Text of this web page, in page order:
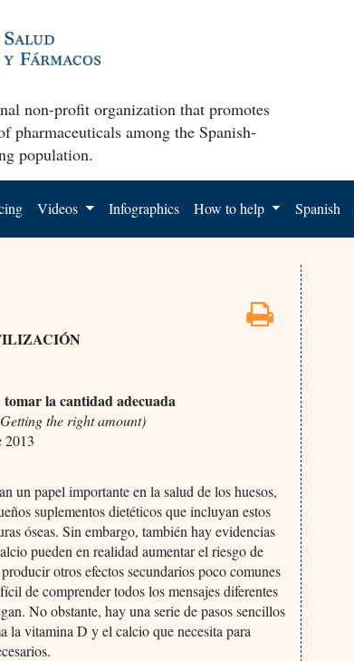
non-profit organization that promotes
pharmaceuticals among the Spanish-
population.
Videos Infographics How to help Spanish
la cantidad adecuada
the right amount)
2013
un papel importante en la salud de los huesos,
suplementos dietéticos que incluyan estos
óseas. Sin embargo, también hay evidencias
pueden en realidad aumentar el riesgo de
otros efectos secundarios poco comunes
de comprender todos los mensajes diferentes
No obstante, hay una serie de pasos sencillos
la vitamina D y el calcio que necesita para